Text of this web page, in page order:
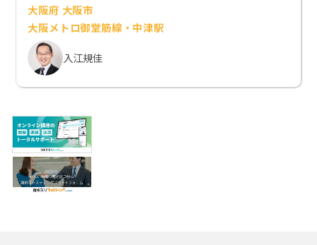
大阪府 大阪市
大阪メトロ御堂筋線・中津駅
入江規佳